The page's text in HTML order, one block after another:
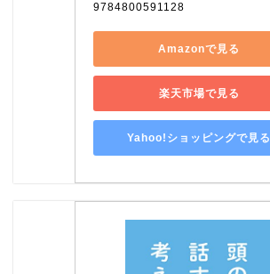
9784800591128
Amazonで見る
楽天市場で見る
Yahoo!ショッピングで見る